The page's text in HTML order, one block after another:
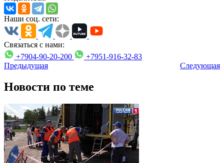
Наши соц. сети:
Связаться с нами:
+7904-90-20-200
+7951-916-32-83
Предыдущая
Следующая
Новости по теме